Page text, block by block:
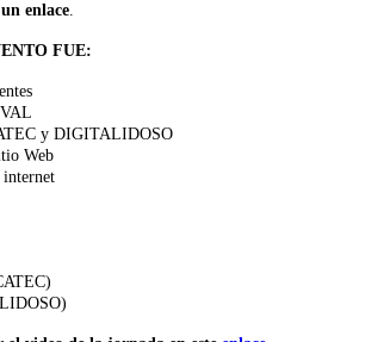
enlace.
FUE:
y DIGITALIDOSO
Web